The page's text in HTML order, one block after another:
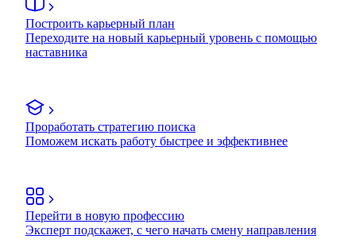
Построить карьерный план
Переходите на новый карьерный уровень с помощью
наставника
Проработать стратегию поиска
Поможем искать работу быстрее и эффективнее
Перейти в новую профессию
Эксперт подскажет, с чего начать смену направления